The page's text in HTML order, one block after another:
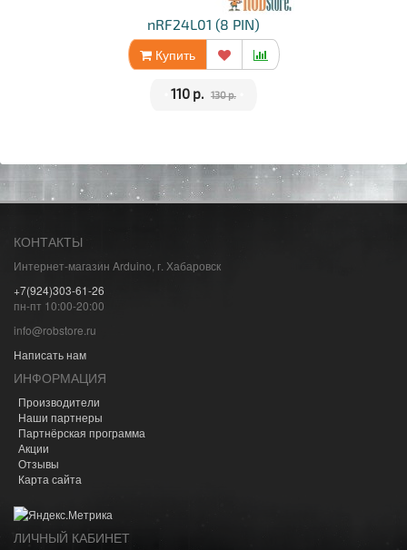
nRF24L01 (8 PIN)
Купить
110 р. 130 р.
КОНТАКТЫ
Интернет-магазин Arduino, г. Хабаровск
+7(924)303-61-26
пн-пт 10:00-20:00
info@robstore.ru
Написать нам
ИНФОРМАЦИЯ
Производители
Наши партнеры
Партнёрская программа
Акции
Отзывы
Карта сайта
ЛИЧНЫЙ КАБИНЕТ